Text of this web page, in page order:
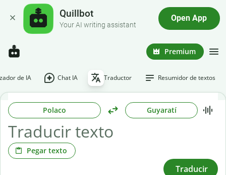
Quillbot
Your AI writing assistant
Open App
Premium
de IA Chat IA Traductor Resumidor de textos
Polaco Guyaratí
Pegar texto
Traducir